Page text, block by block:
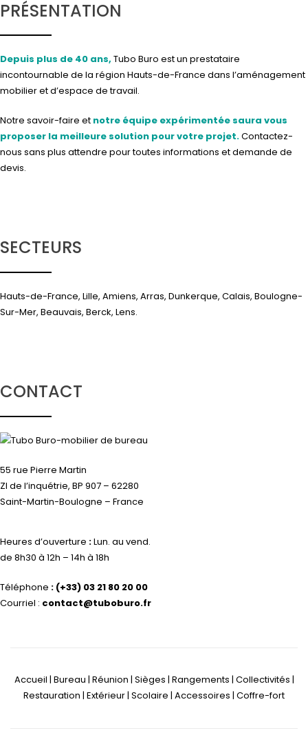
PRÉSENTATION
Depuis plus de 40 ans, Tubo Buro est un prestataire
incontournable de la région Hauts-de-France dans l’aménagement
mobilier et d’espace de travail.
Notre savoir-faire et notre équipe expérimentée saura vous
proposer la meilleure solution pour votre projet.Contactez-
nous sans plus attendre pour toutes informations et demande de
devis.
SECTEURS
Hauts-de-France, Lille, Amiens, Arras, Dunkerque, Calais, Boulogne-
Sur-Mer, Beauvais, Berck, Lens.
CONTACT
55 rue Pierre Martin
ZI de l’inquétrie, BP 907 – 62280
Saint-Martin-Boulogne – France
Heures d’ouverture :Lun. au vend.
de 8h30 à 12h – 14h à 18h
Téléphone : (+33) 03 21 80 20 00
Courriel : contact@tuboburo.fr
Accueil | Bureau | Réunion | Sièges | Rangements | Collectivités |
Restauration | Extérieur | Scolaire | Accessoires | Coffre-fort